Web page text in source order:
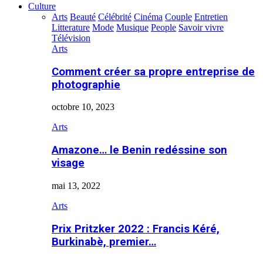
Culture
Arts Beauté Célébrité Cinéma Couple Entretien
Litterature Mode Musique People Savoir vivre
Télévision
Arts
Comment créer sa propre entreprise de
photographie
octobre 10, 2023
Arts
Amazone… le Benin redéssine son
visage
mai 13, 2022
Arts
Prix Pritzker 2022 : Francis Kéré,
Burkinabè, premier…